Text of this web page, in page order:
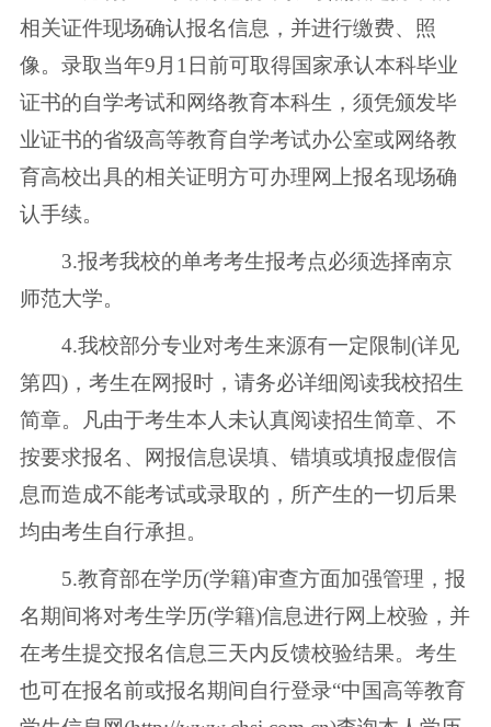
相关证件现场确认报名信息，并进行缴费、照
像。录取当年9月1日前可取得国家承认本科毕业
证书的自学考试和网络教育本科生，须凭颁发毕
业证书的省级高等教育自学考试办公室或网络教
育高校出具的相关证明方可办理网上报名现场确
认手续。
3.报考我校的单考考生报考点必须选择南京
师范大学。
4.我校部分专业对考生来源有一定限制(详见
第四)，考生在网报时，请务必详细阅读我校招生
简章。凡由于考生本人未认真阅读招生简章、不
按要求报名、网报信息误填、错填或填报虚假信
息而造成不能考试或录取的，所产生的一切后果
均由考生自行承担。
5.教育部在学历(学籍)审查方面加强管理，报
名期间将对考生学历(学籍)信息进行网上校验，并
在考生提交报名信息三天内反馈校验结果。考生
也可在报名前或报名期间自行登录“中国高等教育